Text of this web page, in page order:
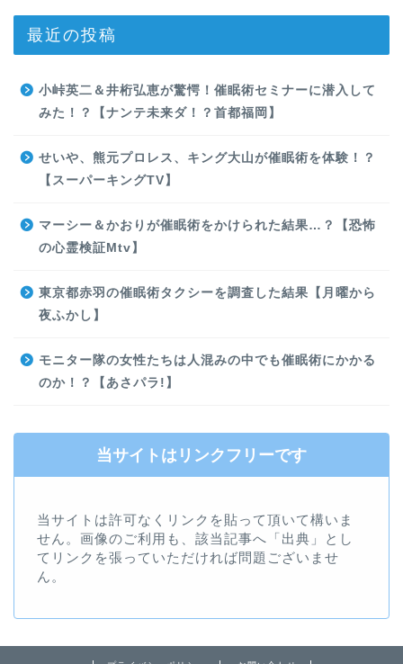
最近の投稿
小峠英二＆井桁弘恵が驚愕！催眠術セミナーに潜入して
みた！？【ナンテ未来ダ！？首都福岡】
せいや、熊元プロレス、キング大山が催眠術を体験！？
【スーパーキングTV】
マーシー＆かおりが催眠術をかけられた結果…？【恐怖
の心霊検証Mtv】
東京都赤羽の催眠術タクシーを調査した結果【月曜から
夜ふかし】
モニター隊の女性たちは人混みの中でも催眠術にかかる
のか！？【あさパラ!】
当サイトはリンクフリーです
当サイトは許可なくリンクを貼って頂いて構いま
せん。画像のご利用も、該当記事へ「出典」とし
てリンクを張っていただければ問題ございませ
ん。